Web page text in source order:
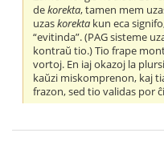
dekorekta, tamen mem
uzaskorekta kun eca
“evitinda”. (PAG sisteme
kontraŭ tio.) Tio frape
vortoj. En iaj okazoj la
kaŭzi miskomprenon, kaj
frazon, sed tio validas por